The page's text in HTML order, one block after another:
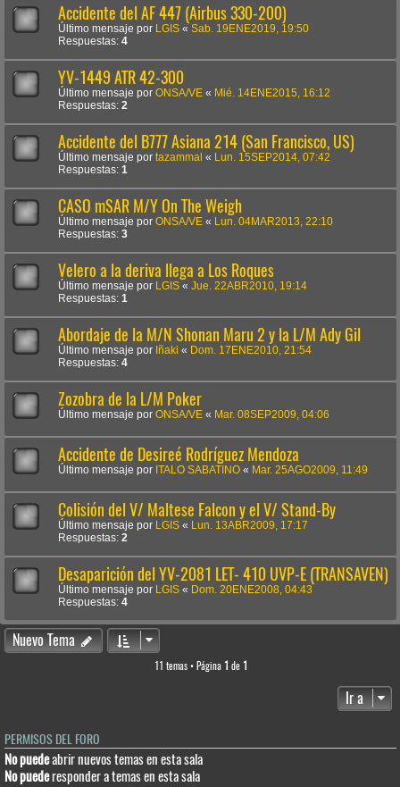
Accidente del AF 447 (Airbus 330-200)
Último mensaje por LGIS « Sab. 19ENE2019, 19:50
Respuestas: 4
YV-1449 ATR 42-300
Último mensaje por ONSA/VE « Mié. 14ENE2015, 16:12
Respuestas: 2
Accidente del B777 Asiana 214 (San Francisco, US)
Último mensaje por tazammal «
Lun. 15SEP2014, 07:42
Respuestas: 1
CASO mSAR M/Y On The Weigh
Último mensaje por ONSA/VE «
Lun. 04MAR2013, 22:10
Respuestas: 3
Velero a la deriva llega a Los Roques
Último mensaje por LGIS « Jue. 22ABR2010, 19:14
Respuestas: 1
Abordaje de la M/N Shonan Maru 2 y la L/M Ady Gil
Último mensaje por Iñaki « Dom. 17ENE2010, 21:54
Respuestas: 4
Zozobra de la L/M Poker
Último mensaje por ONSA/VE « Mar. 08SEP2009, 04:06
Accidente de Desireé Rodríguez Mendoza
Último mensaje por ITALO SABATINO « Mar. 25AGO2009, 11:49
Colisión del V/ Maltese Falcon y el V/ Stand-By
Último mensaje por LGIS «
Lun. 13ABR2009, 17:17
Respuestas: 2
Desaparición del YV-2081 LET- 410 UVP-E (TRANSAVEN)
Último mensaje por LGIS « Dom. 20ENE2008, 04:43
Respuestas: 4
Nuevo Tema
11 temas • Página 1 de 1
Ir a
PERMISOS DEL FORO
No puedeabrir nuevos temas en esta sala
No puederesponder a temas en esta sala